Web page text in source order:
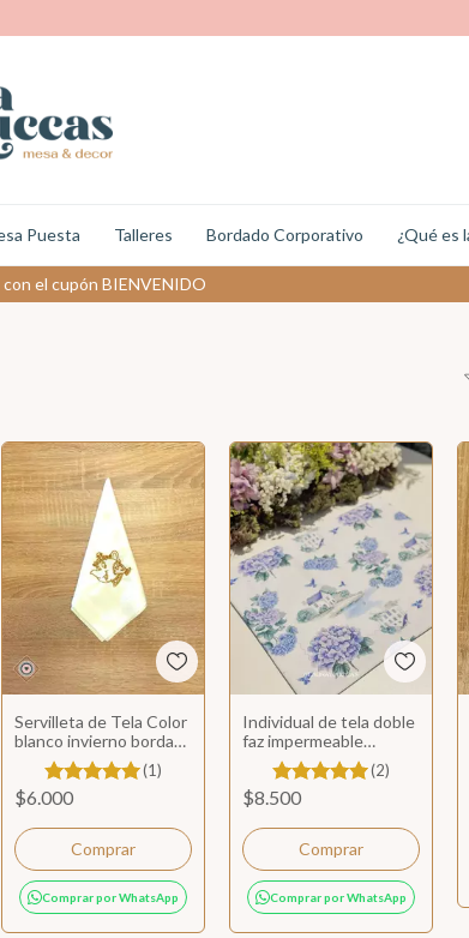
el cupón BIENVENIDO
Puesta Talleres Bordado Corporativo ¿Qué es
Servilleta de Tela Color
blanco invierno bordada
Tetera y taza La Bella y
La Bestia
(1)
$6.000
Comprar por WhatsApp
Individual de tela doble
faz impermeable
Hortensias
(2)
$8.500
Comprar por WhatsApp